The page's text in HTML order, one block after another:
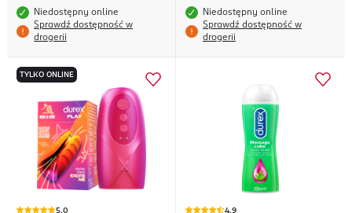
Niedostępny online
Sprawdź dostępność w
drogerii
Niedostępny online
Sprawdź dostępność w
drogerii
TYLKO ONLINE
5,0 4,9